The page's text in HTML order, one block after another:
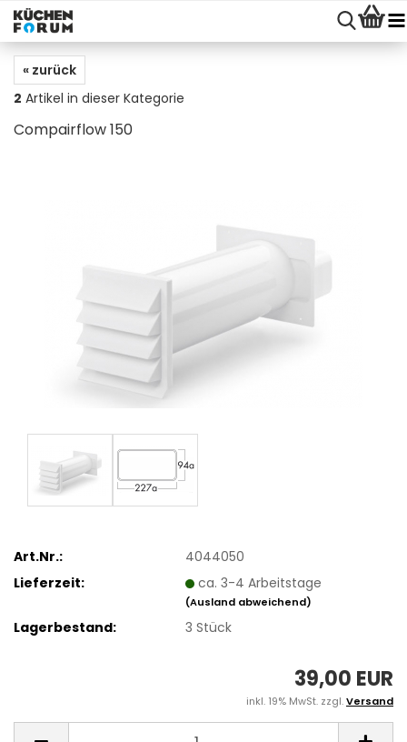
« zurück
2 Artikel in dieser Kategorie
Compairflow 150
Art.Nr.:
4044050
Lieferzeit:
ca. 3-4 Arbeitstage
(Ausland abweichend)
Lagerbestand: 3Stück
39,00 EUR
inkl. 19% MwSt. zzgl.Versand